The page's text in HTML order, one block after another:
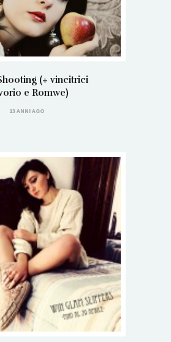
(+ vincitrici
e Romwe)
13 ANNI AGO